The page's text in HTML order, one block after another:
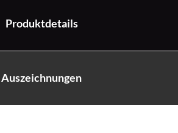
Produktdetails
Auszeichnungen